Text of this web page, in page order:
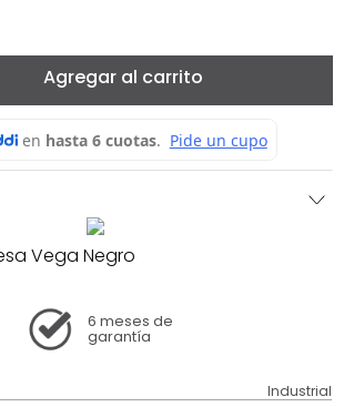
Agregar al carrito
Vega Negro
6 meses de
garantía
Industrial